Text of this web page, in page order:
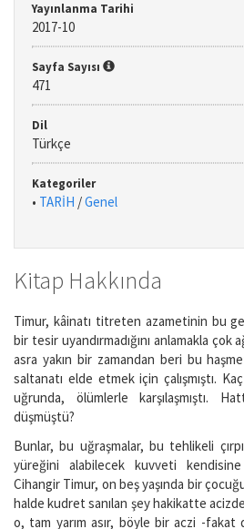
Yayınlanma Tarihi
2017-10
Sayfa Sayısı
471
Dil
Türkçe
Kategoriler
• TARİH /Genel
Kitap Hakkında
Timur, kâinatı titreten azametinin bu
bir tesir uyandırmadığını anlamakla çok
asra yakın bir zamandan beri bu
saltanatı elde etmek için çalışmıştı.
uğrunda, ölümlerle karşılaşmıştı.
düşmüştü?
Bunlar, bu uğraşmalar, bu tehlikeli
yüreğini alabilecek kuvveti
Cihangir Timur, on beş yaşında bir
halde kudret sanılan şey hakikatte
o, tam yarım asır, böyle bir aczi -fakat